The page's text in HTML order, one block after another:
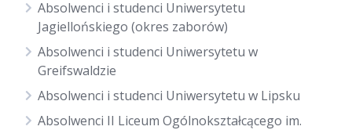
Absolwenci i studenci Uniwersytetu
Jagiellońskiego (okres zaborów)
Absolwenci i studenci Uniwersytetu w
Greifswaldzie
Absolwenci i studenci Uniwersytetu w Lipsku
Absolwenci II Liceum Ogólnokształcącego im.